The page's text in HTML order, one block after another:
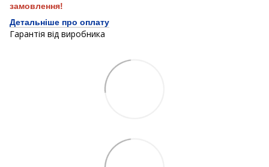
замовлення!
Детальніше про оплату
Гарантія від виробника